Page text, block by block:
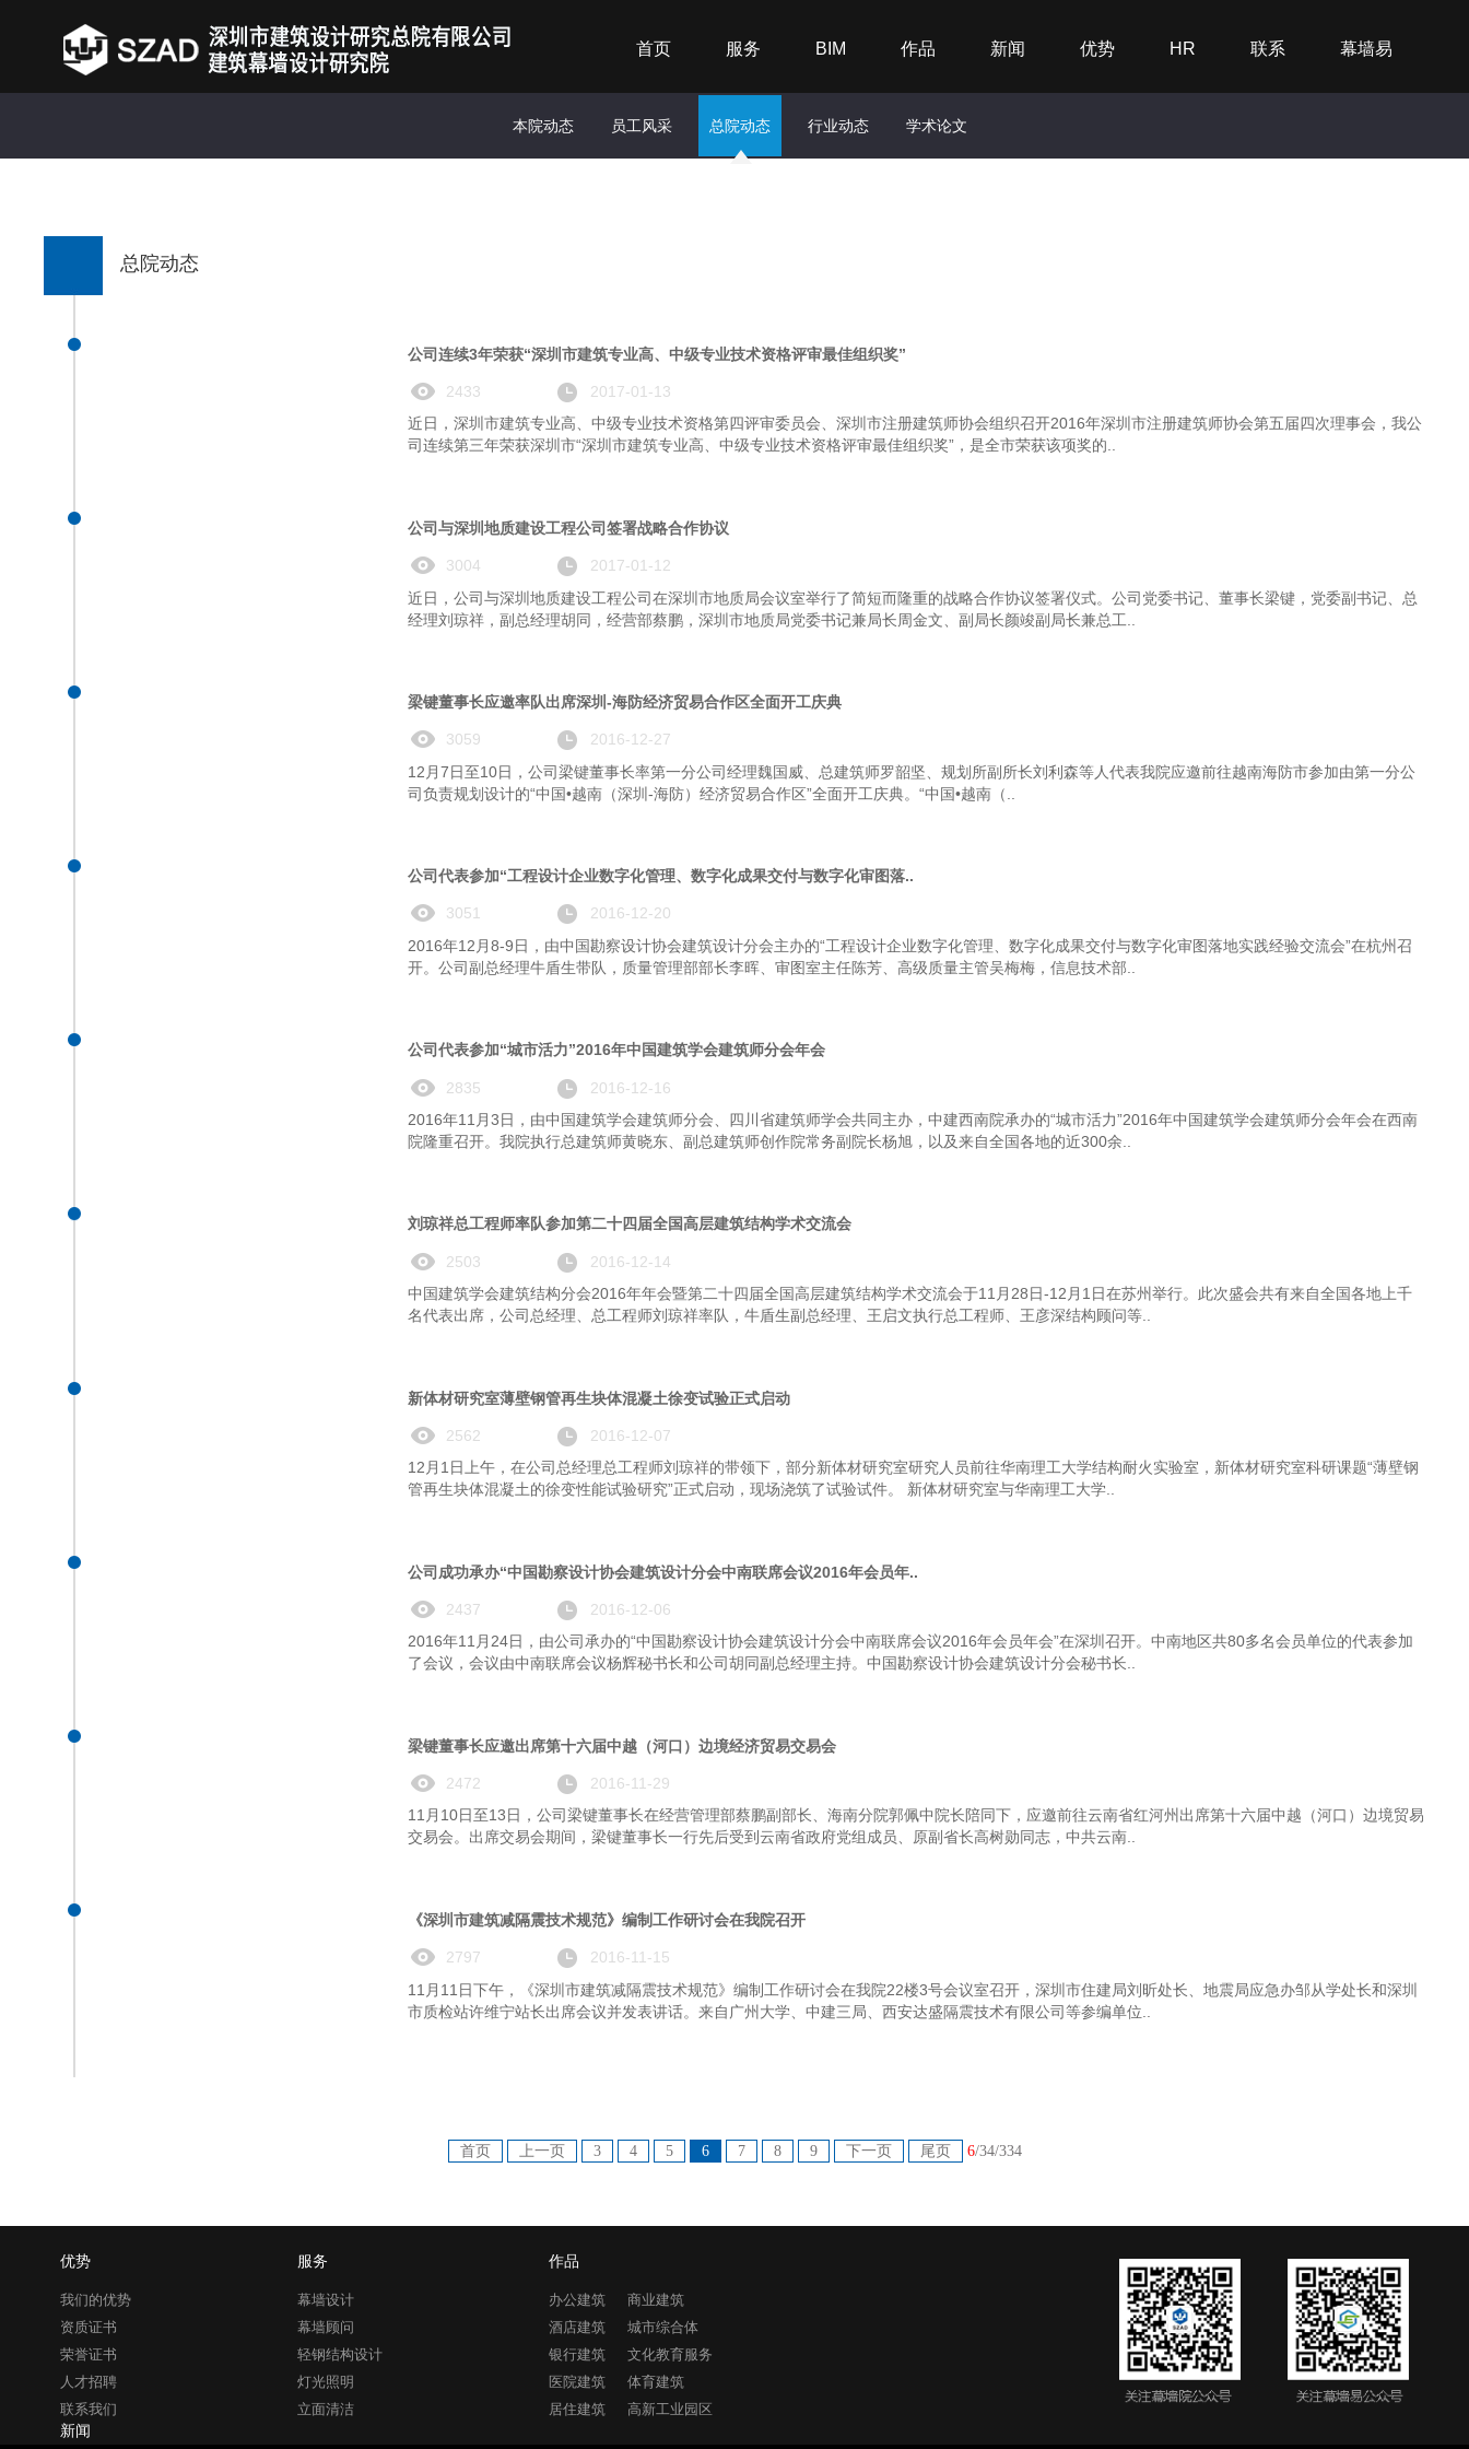
首页 服务 BIM 作品 新闻 优势 HR 联系 幕墙易
本院动态 员工风采 总院动态 行业动态 学术论文
总院动态
公司连续3年荣获“深圳市建筑专业高、中级专业技术资格评审最佳组织奖”
2433
2017-01-13
近日，深圳市建筑专业高、中级专业技术资格第四评审委员会、深圳市注册建筑师协会组织召开2016年深圳市注册建筑师协会第五届四次理事会，我公
司连续第三年荣获深圳市“深圳市建筑专业高、中级专业技术资格评审最佳组织奖”，是全市荣获该项奖的..
公司与深圳地质建设工程公司签署战略合作协议
3004
2017-01-12
近日，公司与深圳地质建设工程公司在深圳市地质局会议室举行了简短而隆重的战略合作协议签署仪式。公司党委书记、董事长梁键，党委副书记、总
经理刘琼祥，副总经理胡同，经营部蔡鹏，深圳市地质局党委书记兼局长周金文、副局长颜竣副局长兼总工..
梁键董事长应邀率队出席深圳-海防经济贸易合作区全面开工庆典
3059
2016-12-27
12月7日至10日，公司梁键董事长率第一分公司经理魏国威、总建筑师罗韶坚、规划所副所长刘利森等人代表我院应邀前往越南海防市参加由第一分公
司负责规划设计的“中国•越南（深圳-海防）经济贸易合作区”全面开工庆典。“中国•越南（..
公司代表参加“工程设计企业数字化管理、数字化成果交付与数字化审图落..
3051
2016-12-20
2016年12月8-9日，由中国勘察设计协会建筑设计分会主办的“工程设计企业数字化管理、数字化成果交付与数字化审图落地实践经验交流会”在杭州召
开。公司副总经理牛盾生带队，质量管理部部长李晖、审图室主任陈芳、高级质量主管吴梅梅，信息技术部..
公司代表参加“城市活力”2016年中国建筑学会建筑师分会年会
2835
2016-12-16
2016年11月3日，由中国建筑学会建筑师分会、四川省建筑师学会共同主办，中建西南院承办的“城市活力”2016年中国建筑学会建筑师分会年会在西南
院隆重召开。我院执行总建筑师黄晓东、副总建筑师创作院常务副院长杨旭，以及来自全国各地的近300余..
刘琼祥总工程师率队参加第二十四届全国高层建筑结构学术交流会
2503
2016-12-14
中国建筑学会建筑结构分会2016年年会暨第二十四届全国高层建筑结构学术交流会于11月28日-12月1日在苏州举行。此次盛会共有来自全国各地上千
名代表出席，公司总经理、总工程师刘琼祥率队，牛盾生副总经理、王启文执行总工程师、王彦深结构顾问等..
新体材研究室薄壁钢管再生块体混凝土徐变试验正式启动
2562
2016-12-07
12月1日上午，在公司总经理总工程师刘琼祥的带领下，部分新体材研究室研究人员前往华南理工大学结构耐火实验室，新体材研究室科研课题“薄壁钢
管再生块体混凝土的徐变性能试验研究”正式启动，现场浇筑了试验试件。 新体材研究室与华南理工大学..
公司成功承办“中国勘察设计协会建筑设计分会中南联席会议2016年会员年..
2437
2016-12-06
2016年11月24日，由公司承办的“中国勘察设计协会建筑设计分会中南联席会议2016年会员年会”在深圳召开。中南地区共80多名会员单位的代表参加
了会议，会议由中南联席会议杨辉秘书长和公司胡同副总经理主持。中国勘察设计协会建筑设计分会秘书长..
梁键董事长应邀出席第十六届中越（河口）边境经济贸易交易会
2472
2016-11-29
11月10日至13日，公司梁键董事长在经营管理部蔡鹏副部长、海南分院郭佩中院长陪同下，应邀前往云南省红河州出席第十六届中越（河口）边境贸易
交易会。出席交易会期间，梁键董事长一行先后受到云南省政府党组成员、原副省长高树勋同志，中共云南..
《深圳市建筑减隔震技术规范》编制工作研讨会在我院召开
2797
2016-11-15
11月11日下午，《深圳市建筑减隔震技术规范》编制工作研讨会在我院22楼3号会议室召开，深圳市住建局刘昕处长、地震局应急办邹从学处长和深圳
市质检站许维宁站长出席会议并发表讲话。来自广州大学、中建三局、西安达盛隔震技术有限公司等参编单位..
首页 上一页 3 4 5 6 7 8 9 下一页 尾页 6/34/334
优势
我们的优势
资质证书
荣誉证书
人才招聘
联系我们
服务
幕墙设计
幕墙顾问
轻钢结构设计
灯光照明
立面清洁
作品
办公建筑
商业建筑
酒店建筑
城市综合体
银行建筑
文化教育服务
医院建筑
体育建筑
居住建筑
高新工业园区
新闻